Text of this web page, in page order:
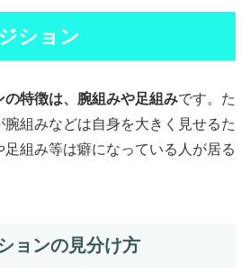
ション
の特徴は、腕組みや足組みです。た
組みなどは自身を大きく見せるた
組み等は癖になっている人が居る
ョンの見分け方